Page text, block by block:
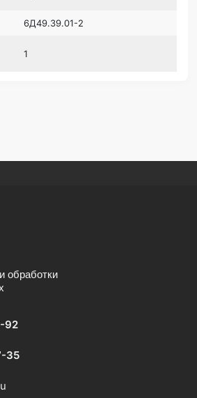
6Д49.39.01-2
1
обработки
92
35